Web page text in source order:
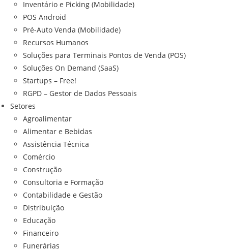
Inventário e Picking (Mobilidade)
POS Android
Pré-Auto Venda (Mobilidade)
Recursos Humanos
Soluções para Terminais Pontos de Venda (POS)
Soluções On Demand (SaaS)
Startups – Free!
RGPD – Gestor de Dados Pessoais
Setores
Agroalimentar
Alimentar e Bebidas
Assistência Técnica
Comércio
Construção
Consultoria e Formação
Contabilidade e Gestão
Distribuição
Educação
Financeiro
Funerárias